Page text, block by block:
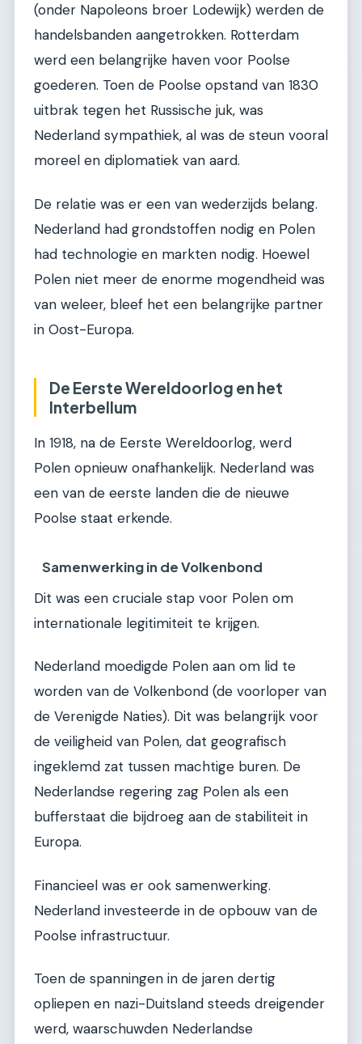
(onder Napoleons broer Lodewijk) werden de
handelsbanden aangetrokken. Rotterdam
werd een belangrijke haven voor Poolse
goederen. Toen de Poolse opstand van 1830
uitbrak tegen het Russische juk, was
Nederland sympathiek, al was de steun vooral
moreel en diplomatiek van aard.
De relatie was er een van wederzijds belang.
Nederland had grondstoffen nodig en Polen
had technologie en markten nodig. Hoewel
Polen niet meer de enorme mogendheid was
van weleer, bleef het een belangrijke partner
in Oost-Europa.
De Eerste Wereldoorlog en het
Interbellum
In 1918, na de Eerste Wereldoorlog, werd
Polen opnieuw onafhankelijk. Nederland was
een van de eerste landen die de nieuwe
Poolse staat erkende.
Samenwerking in de Volkenbond
Dit was een cruciale stap voor Polen om
internationale legitimiteit te krijgen.
Nederland moedigde Polen aan om lid te
worden van de Volkenbond (de voorloper van
de Verenigde Naties). Dit was belangrijk voor
de veiligheid van Polen, dat geografisch
ingeklemd zat tussen machtige buren. De
Nederlandse regering zag Polen als een
bufferstaat die bijdroeg aan de stabiliteit in
Europa.
Financieel was er ook samenwerking.
Nederland investeerde in de opbouw van de
Poolse infrastructuur.
Toen de spanningen in de jaren dertig
opliepen en nazi-Duitsland steeds dreigender
werd, waarschuwden Nederlandse